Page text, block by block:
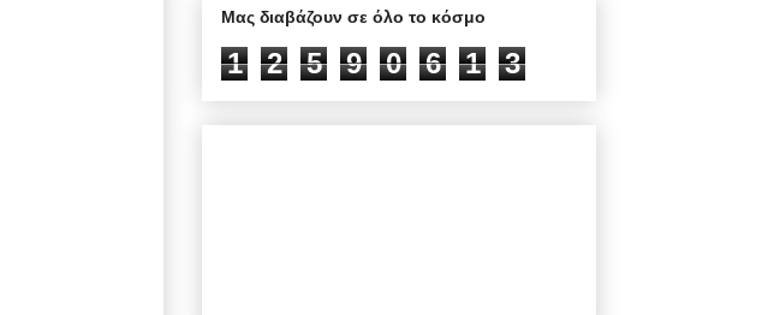
Μας διαβάζουν σε όλο το κόσμο
1 2 5 9 0 6 1 3